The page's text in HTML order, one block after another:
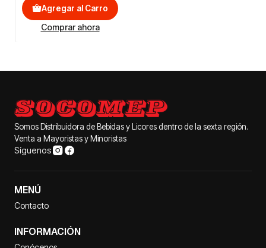
Agregar al Carro
Comprar ahora
Somos Distribuidora de Bebidas y Licores dentro de la sexta región.
Venta a Mayoristas y Minoristas
Síguenos
MENÚ
Contacto
INFORMACIÓN